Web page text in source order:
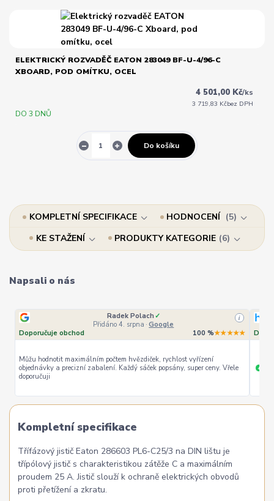
ELEKTRICKÝ ROZVADĚČ EATON 283049 BF-U-4/96-C
XBOARD, POD OMÍTKU, OCEL
4 501,00 Kč/ks
3 719,83 Kčbez DPH
DO 3 DNŮ
Do košíku
KOMPLETNÍ SPECIFIKACE HODNOCENÍ
5
KE STAŽENÍ
PRODUKTY KATEGORIE 6
Napsali o nás
Radek Polach ✓
Přidáno 4. srpna · Google
i
Doporučuje obchod 100 %★★★★★
Můžu hodnotit maximálním počtem hvězdiček, rychlost vyřízení
objednávky a precizní zabalení. Každý sáček popsány, super ceny. Vřele
doporučuji
+
Kompletní specifikace
Třífázový jistič Eaton 286603 PL6-C25/3 na DIN lištu je
třípólový jistič s charakteristikou zátěže C a maximálním
proudem 25 A. Jistič slouží k ochraně elektrických obvodů
proti přetížení a zkratu.